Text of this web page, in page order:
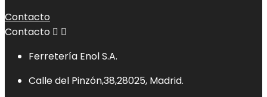
Contacto
Contacto  
Ferretería Enol S.A.
Calle del Pinzón,38,28025, Madrid.